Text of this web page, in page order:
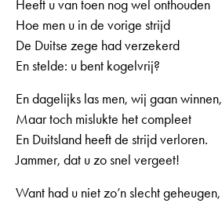
Heeft u van toen nog wel onthouden
Hoe men u in de vorige strijd
De Duitse zege had verzekerd
En stelde: u bent kogelvrij?
En dagelijks las men, wij gaan winnen,
Maar toch mislukte het compleet
En Duitsland heeft de strijd verloren.
Jammer, dat u zo snel vergeet!
Want had u niet zo’n slecht geheugen,